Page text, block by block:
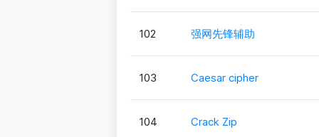
102 强网先锋辅助
103 Caesar cipher
104 Crack Zip